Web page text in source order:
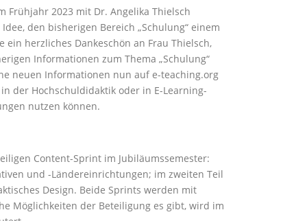
Frühjahr 2023 mit Dr. Angelika Thielsch
den bisherigen Bereich „Schulung“ einem
herzliches Dankeschön an Frau Thielsch,
Informationen zum Thema „Schulung“
neuen Informationen nun auf e-teaching.org
der Hochschuldidaktik oder in E-Learning-
nutzen können.
Content-Sprint im Jubiläumssemester:
und -Ländereinrichtungen; im zweiten Teil
Design. Beide Sprints werden mit
Möglichkeiten der Beteiligung es gibt, wird im